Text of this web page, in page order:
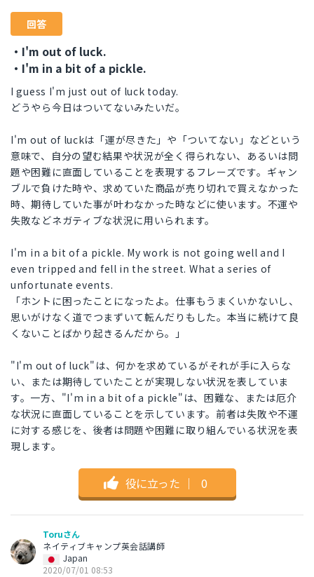
回答
・I'm out of luck.
・I'm in a bit of a pickle.
I guess I'm just out of luck today.
どうやら今日はついてないみたいだ。
I'm out of luckは「運が尽きた」や「ついてない」などという
意味で、自分の望む結果や状況が全く得られない、あるいは問
題や困難に直面していることを表現するフレーズです。ギャン
ブルで負けた時や、求めていた商品が売り切れで買えなかった
時、期待していた事が叶わなかった時などに使います。不運や
失敗などネガティブな状況に用いられます。
I'm in a bit of a pickle. My work is not going well and I
even tripped and fell in the street. What a series of
unfortunate events.
「ホントに困ったことになったよ。仕事もうまくいかないし、
思いがけなく道でつまずいて転んだりもした。本当に続けて良
くないことばかり起きるんだから。」
"I'm out of luck"は、何かを求めているがそれが手に入らな
い、または期待していたことが実現しない状況を表していま
す。一方、"I'm in a bit of a pickle"は、困難な、または厄介
な状況に直面していることを示しています。前者は失敗や不運
に対する感じを、後者は問題や困難に取り組んでいる状況を表
現します。
役に立った ｜ 0
Toruさん
ネイティブキャンプ英会話講師
Japan
2020/07/01 08:53